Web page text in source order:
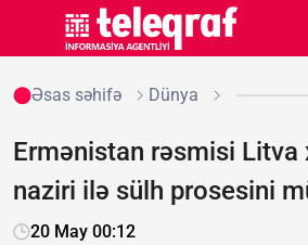
Əsas səhifə Dünya
Ermənistan rəsmisi Litva
naziri ilə sülh prosesini
20 May 00:12